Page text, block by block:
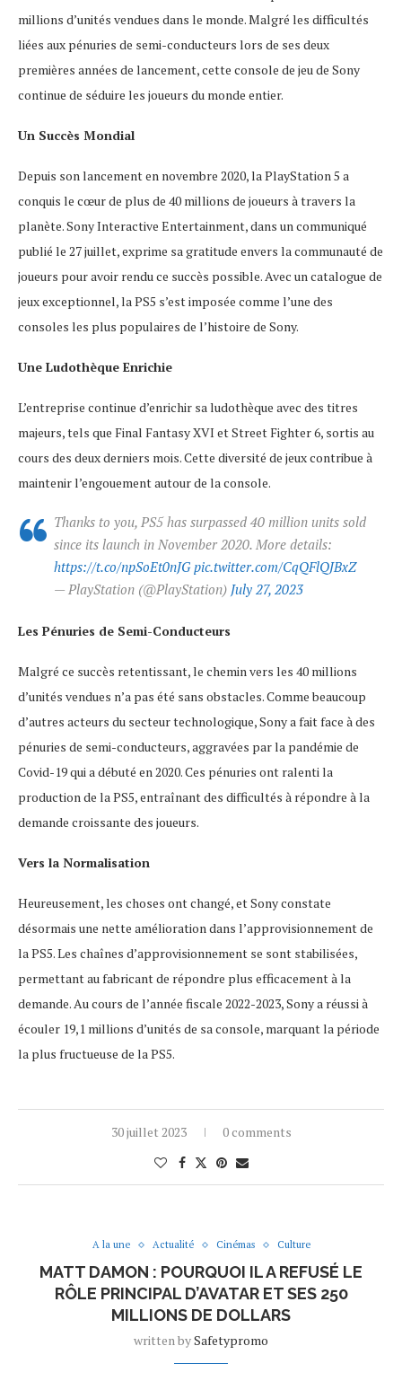
millions d’unités vendues dans le monde. Malgré les difficultés
liées aux pénuries de semi-conducteurs lors de ses deux
premières années de lancement, cette console de jeu de Sony
continue de séduire les joueurs du monde entier.
Un Succès Mondial
Depuis son lancement en novembre 2020, la PlayStation 5 a
conquis le cœur de plus de 40 millions de joueurs à travers la
planète. Sony Interactive Entertainment, dans un communiqué
publié le 27 juillet, exprime sa gratitude envers la communauté de
joueurs pour avoir rendu ce succès possible. Avec un catalogue de
jeux exceptionnel, la PS5 s’est imposée comme l’une des
consoles les plus populaires de l’histoire de Sony.
Une Ludothèque Enrichie
L’entreprise continue d’enrichir sa ludothèque avec des titres
majeurs, tels que Final Fantasy XVI et Street Fighter 6, sortis au
cours des deux derniers mois. Cette diversité de jeux contribue à
maintenir l’engouement autour de la console.
Thanks to you, PS5 has surpassed 40 million units sold
since its launch in November 2020. More details:
https://t.co/npSoEt0nJG pic.twitter.com/CqQFlQJBxZ
— PlayStation (@PlayStation) July 27, 2023
Les Pénuries de Semi-Conducteurs
Malgré ce succès retentissant, le chemin vers les 40 millions
d’unités vendues n’a pas été sans obstacles. Comme beaucoup
d’autres acteurs du secteur technologique, Sony a fait face à des
pénuries de semi-conducteurs, aggravées par la pandémie de
Covid-19 qui a débuté en 2020. Ces pénuries ont ralenti la
production de la PS5, entraînant des difficultés à répondre à la
demande croissante des joueurs.
Vers la Normalisation
Heureusement, les choses ont changé, et Sony constate
désormais une nette amélioration dans l’approvisionnement de
la PS5. Les chaînes d’approvisionnement se sont stabilisées,
permettant au fabricant de répondre plus efficacement à la
demande. Au cours de l’année fiscale 2022-2023, Sony a réussi à
écouler 19,1 millions d’unités de sa console, marquant la période
la plus fructueuse de la PS5.
30 juillet 2023 0 comments
A la une Actualité Cinémas Culture
MATT DAMON : POURQUOI IL A REFUSÉ LE
RÔLE PRINCIPAL D’AVATAR ET SES 250
MILLIONS DE DOLLARS
written bySafetypromo